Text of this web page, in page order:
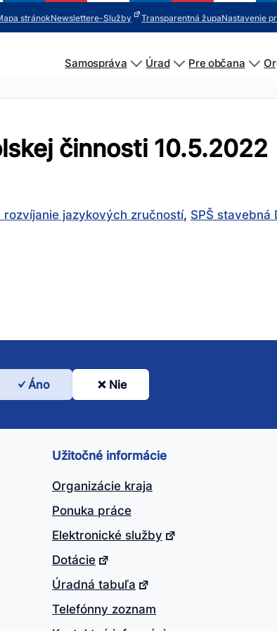
stránokNewslettere-Služby Transparentná župaNastavenie
Samospráva Úrad Pre občana
činnosti 10.5.2022
jazykových zručností, SPŠ stavebná
článok
užitočný?
Áno Nie
Užitočné informácie
Organizácie kraja
Ponuka práce
Elektronické služby
Dotácie
Úradná tabuľa
Telefónny zoznam